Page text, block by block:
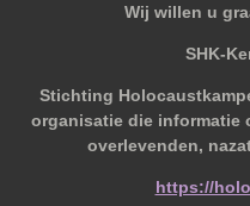
Wij willen u
SHK-
Stichting
organisatie die informatie
overlevenden,
https://